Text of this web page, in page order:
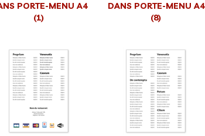
PORTE-MENU A4
(1)
DANS PORTE-MENU A4
(8)